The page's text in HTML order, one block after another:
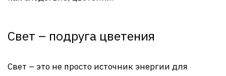
Свет – подруга цветения
Свет – это не просто источник энергии для